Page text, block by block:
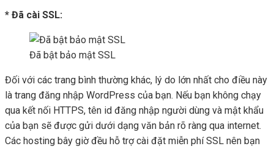
* Đã cài SSL:
Đã bật bảo mật SSL
Đối với các trang bình thường khác, lý do lớn nhất cho điều này
là trang đăng nhập WordPress của bạn. Nếu bạn không chạy
qua kết nối HTTPS, tên id đăng nhập người dùng và mật khẩu
của bạn sẽ được gửi dưới dạng văn bản rõ ràng qua internet.
Các hosting bây giờ đều hỗ trợ cài đặt miễn phí SSL nên bạn